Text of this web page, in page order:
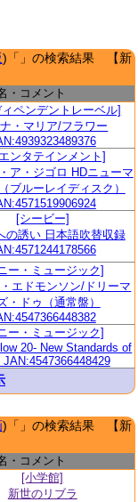
)「」の検索結果 【新
・コメント
ペンデントレーベル]
・マリア/フラワー
ンタテインメント]
ア・ジゴロ HDニューマ
ブルーレイディスク）
[シービー]
の誘い 日本語吹替収録
ー・ミュージック]
エドモンソン/ドリーマ
・ドゥ（通常盤）
ー・ミュージック]
20- New Standards of
JAN:4547366448429
)「」の検索結果 【新
・コメント
[小学館]
新世のリブラ